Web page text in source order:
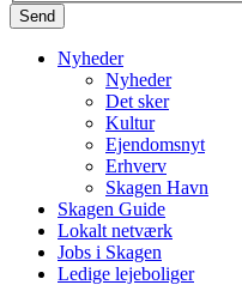
Nyheder
Nyheder
Det sker
Kultur
Ejendomsnyt
Erhverv
Skagen Havn
Skagen Guide
Lokalt netværk
Jobs i Skagen
Ledige lejeboliger